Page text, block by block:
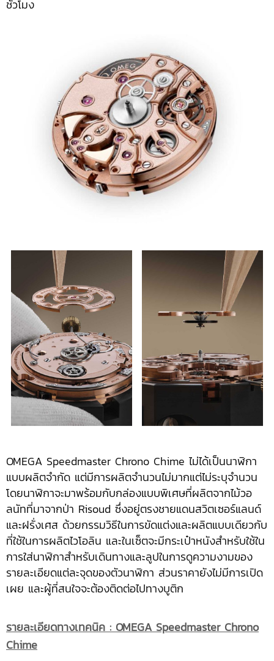
ชั่วโมง
OMEGA Speedmaster Chrono Chime ไม่ได้เป็นนาฬิกา
แบบผลิตจำกัด แต่มีการผลิตจำนวนไม่มากแต่ไม่ระบุจำนวน
โดยนาฬิกาจะมาพร้อมกับกล่องแบบพิเศษที่ผลิตจากไม้วอ
ลนัทที่มาจากป่า Risoud ซึ่งอยู่ตรงชายแดนสวิตเซอร์แลนด์
และฝรั่งเศส ด้วยกรรมวิธีในการขัดแต่งและผลิตแบบเดียวกับ
ที่ใช้ในการผลิตไวโอลิน และในเซ็ตจะมีกระเป๋าหนังสำหรับใช้ใน
การใส่นาฬิกาสำหรับเดินทางและลูปในการดูความงามของ
รายละเอียดแต่ละจุดของตัวนาฬิกา ส่วนราคายังไม่มีการเปิด
เผย และผู้ที่สนใจจะต้องติดต่อไปทางบูติก
รายละเอียดทางเทคนิค : OMEGA Speedmaster Chrono
Chime